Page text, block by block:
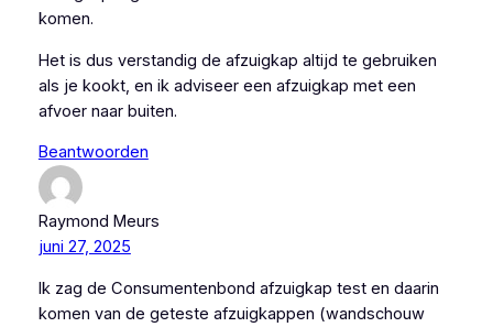
komen.
Het is dus verstandig de afzuigkap altijd te gebruiken
als je kookt, en ik adviseer een afzuigkap met een
afvoer naar buiten.
Beantwoorden
Raymond Meurs
juni 27, 2025
Ik zag de Consumentenbond afzuigkap test en daarin
komen van de geteste afzuigkappen (wandschouw